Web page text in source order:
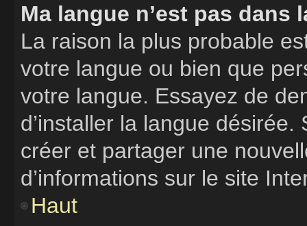
Ma langue n’est pas dans
La raison la plus probable
votre langue ou bien que
votre langue. Essayez de
d’installer la langue désirée.
créer et partager une
d’informations sur le site
Haut